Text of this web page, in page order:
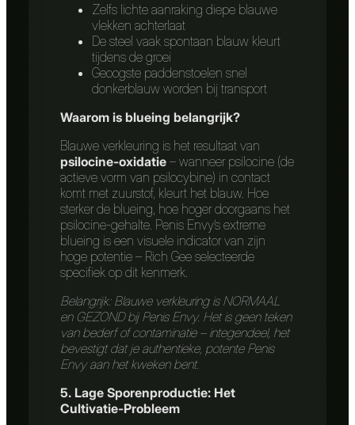
Zelfs lichte aanraking diepe blauwe
vlekken achterlaat
De steel vaak spontaan blauw kleurt
tijdens de groei
Geoogste paddenstoelen snel
donkerblauw worden bij transport
Waarom is blueing belangrijk?
Blauwe verkleuring is het resultaat van
psilocine-oxidatie – wanneer psilocine (de
actieve vorm van psilocybine) in contact
komt met zuurstof, kleurt het blauw. Hoe
sterker de blueing, hoe hoger doorgaans het
psilocine-gehalte. Penis Envy’s extreme
blueing is een visuele indicator van zijn
hoge potentie – Rich Gee selecteerde
specifiek op dit kenmerk.
Belangrijk: Blauwe verkleuring is NORMAAL
en GEZOND bij Penis Envy. Het is geen teken
van bederf of contaminatie – integendeel, het
bevestigt dat je authentieke, potente Penis
Envy aan het kweken bent.
5. Lage Sporenproductie: Het
Cultivatie-Probleem